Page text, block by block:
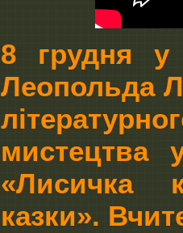
8 грудня у
Леопольда
«Лисичка
казки».